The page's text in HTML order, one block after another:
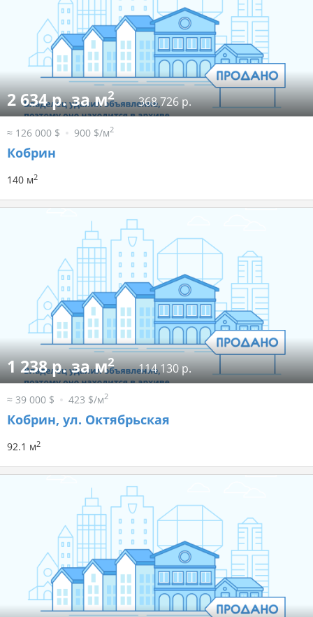
2 634 р. за м2 368 726 р.
≈ 126 000 $ 900 $/м2
Кобрин
140 м2
1 238 р. за м2 114 130 р.
≈ 39 000 $ 423 $/м2
Кобрин, ул. Октябрьская
92.1 м2